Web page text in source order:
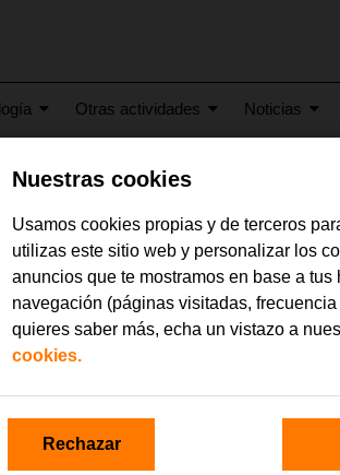
Otras actividades Noticias
9.1
Nuestras cookies
Usamos cookies propias y de terceros
utilizas este sitio web y personalizar los
anuncios que te mostramos en base a tus
navegación (páginas visitadas,
quieres saber más, echa un vistazo a
cookies.
Rechazar